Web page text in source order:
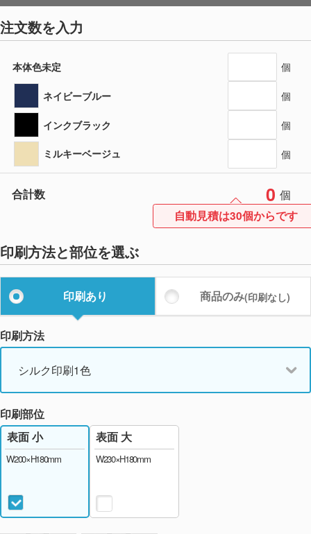
注文数を入力
本体色未定 個
ネイビーブルー 個
インクブラック 個
ミルキーベージュ 個
合計数 0 個
自動見積は30個からです
印刷方法と部位を選ぶ
印刷あり 商品のみ(印刷なし)
印刷方法
シルク印刷1色
印刷部位
表面 小
W200×H180mm
表面 大
W230×H180mm